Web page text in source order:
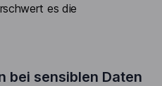
es die
bei sensiblen Daten